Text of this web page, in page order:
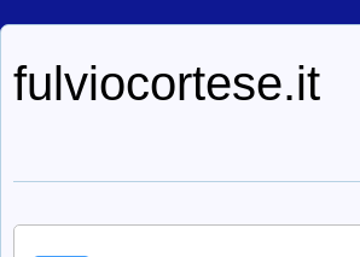
fulviocortese.it